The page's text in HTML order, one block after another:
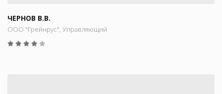
ЧЕРНОВ В.В.
ООО "Грейнрус", Управляющий